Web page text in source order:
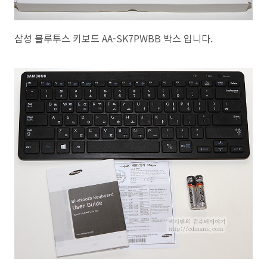
삼성 블루투스 키보드 AA-SK7PWBB 박스 입니다.